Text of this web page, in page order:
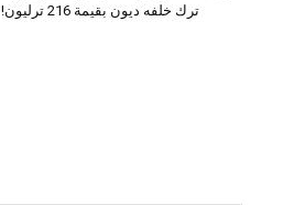
ترك خلفه ديون بقيمة 216 ترليون!